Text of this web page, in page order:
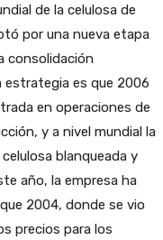
de la celulosa de
por una nueva etapa
consolidación
estrategia es que 2006
en operaciones de
y a nivel mundial la
blanqueada y
año, la empresa ha
2004, donde se vio
precios para los